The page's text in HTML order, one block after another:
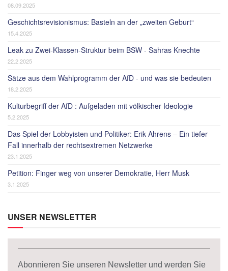
08.09.2025
Geschichtsrevisionismus: Basteln an der „zweiten Geburt“
15.4.2025
Leak zu Zwei-Klassen-Struktur beim BSW - Sahras Knechte
22.2.2025
Sätze aus dem Wahlprogramm der AfD - und was sie bedeuten
18.2.2025
Kulturbegriff der AfD : Aufgeladen mit völkischer Ideologie
5.2.2025
Das Spiel der Lobbyisten und Politiker: Erik Ahrens – Ein tiefer
Fall innerhalb der rechtsextremen Netzwerke
23.1.2025
Petition: Finger weg von unserer Demokratie, Herr Musk
3.1.2025
UNSER NEWSLETTER
Abonnieren Sie unseren Newsletter und werden Sie